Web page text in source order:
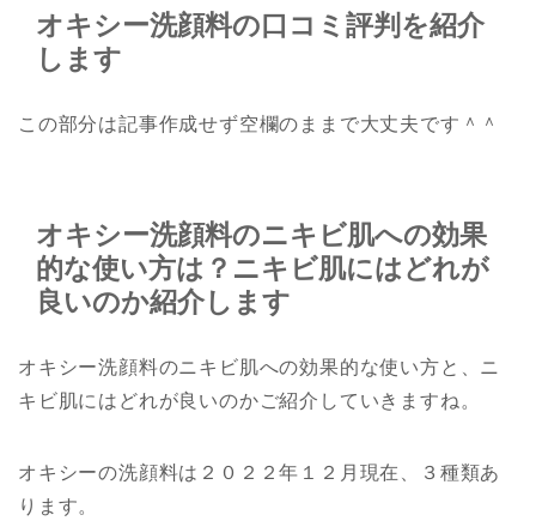
オキシー洗顔料の口コミ評判を紹介
します
この部分は記事作成せず空欄のままで大丈夫です＾＾
オキシー洗顔料のニキビ肌への効果
的な使い方は？ニキビ肌にはどれが
良いのか紹介します
オキシー洗顔料のニキビ肌への効果的な使い方と、ニ
キビ肌にはどれが良いのかご紹介していきますね。
オキシーの洗顔料は２０２２年１２月現在、３種類あ
ります。